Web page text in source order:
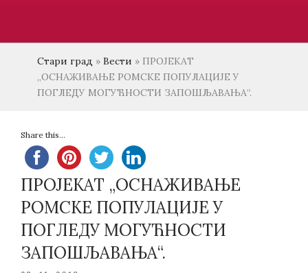
Стари град » Вести » ПРОЈЕКАТ
„ОСНАЖИВАЊЕ РОМСКЕ ПОПУЛАЦИЈЕ У
ПОГЛЕДУ МОГУЋНОСТИ ЗАПОШЉАВАЊА“.
Share this...
ПРОЈЕКАТ „ОСНАЖИВАЊЕ
РОМСКЕ ПОПУЛАЦИЈЕ У
ПОГЛЕДУ МОГУЋНОСТИ
ЗАПОШЉАВАЊА“.